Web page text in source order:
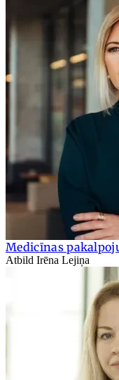
Medicīnas
Atbild Irēna Lejiņa